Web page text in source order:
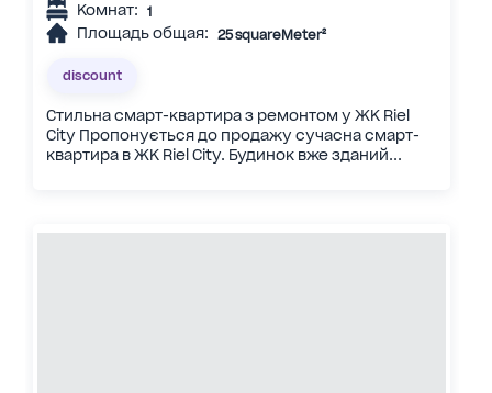
Комнат: 1
Площадь общая: 25 squareMeter²
discount
Стильна смарт-квартира з ремонтом у ЖК Riel
City Пропонується до продажу сучасна смарт-
квартира в ЖК Riel City. Будинок вже зданий...